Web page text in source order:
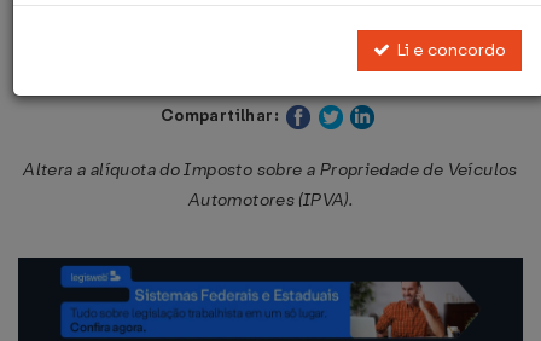
Lei nº 13.274 de 31/12/2002
Publicado no DOE - CE em 31 dez 2002
Compartilhar:
Altera a alíquota do Imposto sobre a Propriedade de Veículos
Automotores (IPVA).
Li e concordo